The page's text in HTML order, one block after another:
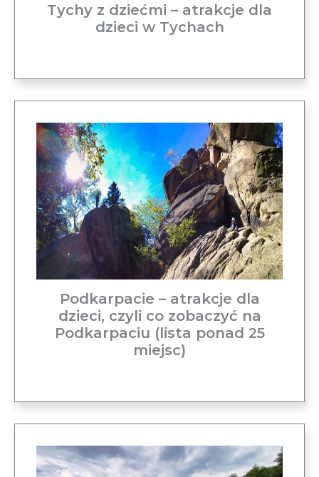
Tychy z dziećmi – atrakcje dla
dzieci w Tychach
Podkarpacie – atrakcje dla
dzieci, czyli co zobaczyć na
Podkarpaciu (lista ponad 25
miejsc)